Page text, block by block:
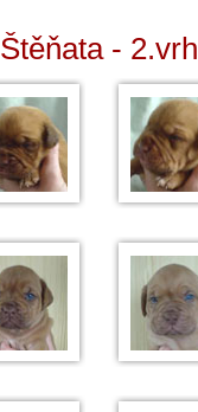
Štěňata - 2.vrh